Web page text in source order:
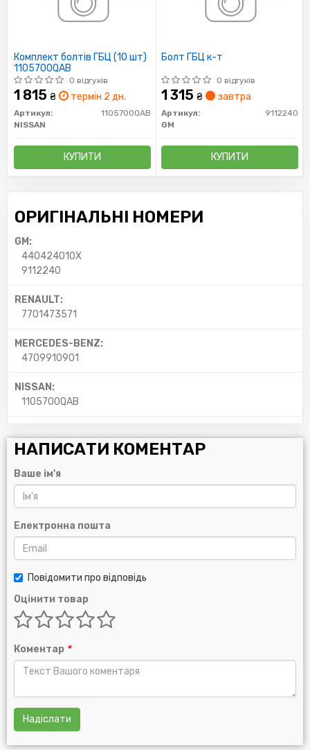
Комплект болтів ГБЦ (10 шт)
1105700QAB
0 відгуків
1 815 ₴ термін 2 дн.
Артикул:
1105700QAB
NISSAN
КУПИТИ
Болт ГБЦ к-т
0 відгуків
1 315 ₴ завтра
Артикул:
9112240
GM
КУПИТИ
ОРИГІНАЛЬНІ НОМЕРИ
GM:
440424010X
9112240
RENAULT:
7701473571
MERCEDES-BENZ:
4709910901
NISSAN:
1105700QAB
НАПИСАТИ КОМЕНТАР
Ваше ім'я
Електронна пошта
Повідомити про відповідь
Оцінити товар
Коментар *
Надіслати